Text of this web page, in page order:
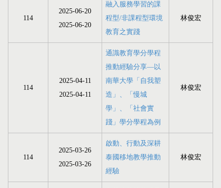
114
2025-06-20
2025-06-20
融入服務學習的課
程型/非課程型環境
教育之實踐
林俊宏
114
2025-04-11
2025-04-11
通識教育學分學程
推動經驗分享—以
南華大學「自我塑
造」、「慢城
學」、「社會實
踐」學分學程為例
林俊宏
114
2025-03-26
2025-03-26
啟動、行動及深耕
泰國移地教學推動
經驗
林俊宏